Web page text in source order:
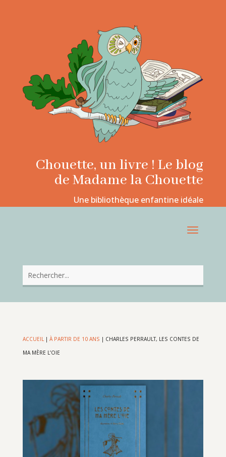
Chouette, un livre ! Le blog
de Madame la Chouette
Une bibliothèque enfantine idéale
ACCUEIL| À PARTIR DE 10 ANS | CHARLES PERRAULT, LES CONTES DE
MA MÈRE L’OIE